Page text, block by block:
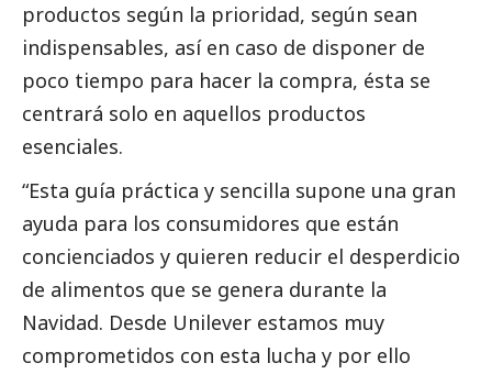
productos según la prioridad, según sean
indispensables, así en caso de disponer de
poco tiempo para hacer la compra, ésta se
centrará solo en aquellos productos
esenciales.
“Esta guía práctica y sencilla supone una gran
ayuda para los consumidores que están
concienciados y quieren reducir el desperdicio
de alimentos que se genera durante la
Navidad. Desde Unilever estamos muy
comprometidos con esta lucha y por ello